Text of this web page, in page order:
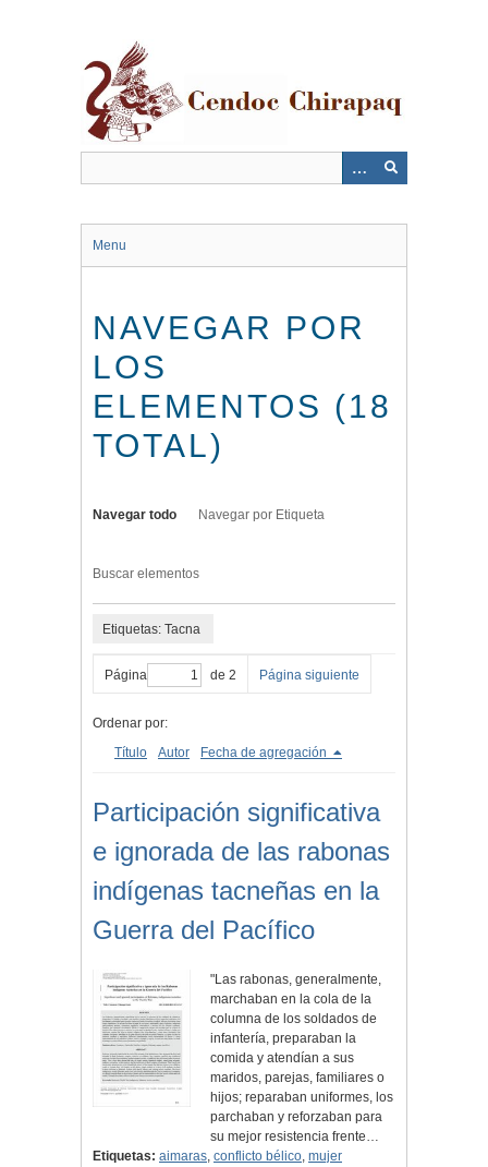
Menu
NAVEGAR POR
LOS
ELEMENTOS (18
TOTAL)
Navegar todo Navegar por Etiqueta
Buscar elementos
Etiquetas: Tacna
Página de 2 Página siguiente
Ordenar por:
Título
Autor Fecha de agregación
Participación significativa
e ignorada de las rabonas
indígenas tacneñas en la
Guerra del Pacífico
"Las rabonas, generalmente,
marchaban en la cola de la
columna de los soldados de
infantería, preparaban la
comida y atendían a sus
maridos, parejas, familiares o
hijos; reparaban uniformes, los
parchaban y reforzaban para
su mejor resistencia frente…
Etiquetas: aimaras, conflicto bélico, mujer